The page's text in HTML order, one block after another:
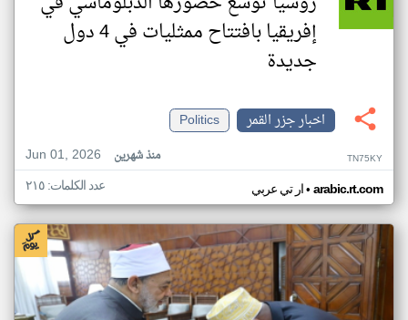
إفريقيا بافتتاح ممثليات في 4 دول
جديدة
اخبار جزر القمر
Politics
Jun 01, 2026
منذ شهرين TN75KY
ار تي عربي• arabic.rt.com عدد الكلمات: ٢١٥